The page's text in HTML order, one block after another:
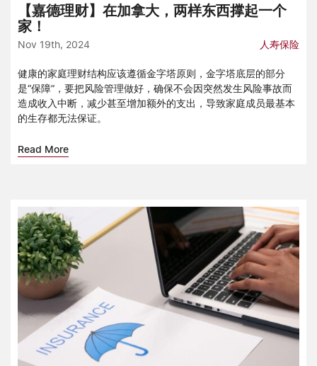
【嘉德理财】在加拿大，两样东西撑起一个
家！
Nov 19th, 2024 人寿保险
健康的家庭理财结构应该遵循金字塔原则，金字塔底层的部分
是“保障”，要把风险管理做好，确保不会因突然发生风险事故而
造成收入中断，减少甚至增加额外的支出，导致家庭成员最基本
的生存都无法保证。
Read More